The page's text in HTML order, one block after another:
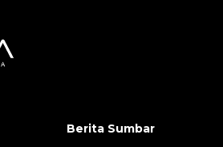
Berita Sumbar